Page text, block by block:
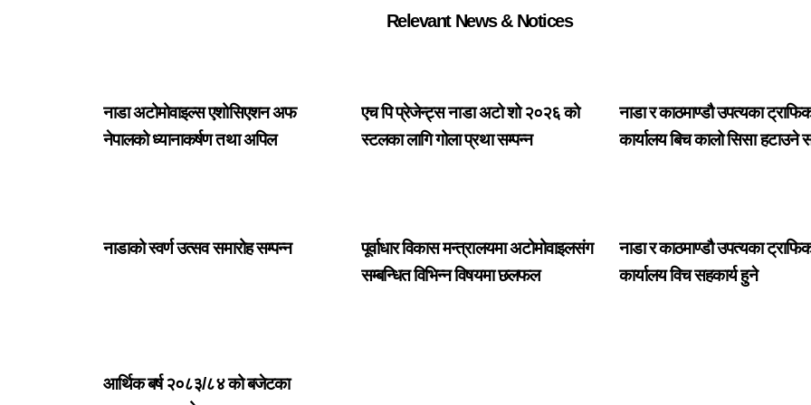
Relevant News & Notices
नाडा अटोमोवाइल्स एशोसिएशन अफ
नेपालको ध्यानाकर्षण तथा अपिल
एच पि प्रेजेन्ट्स नाडा अटो शो २०२६ को
स्टलका लागि गोला प्रथा सम्पन्न
नाडा र काठमाण्डौ उपत्यका
कार्यालय बिच कालो सिसा हटाउने
नाडाको स्वर्ण उत्सव समारोह सम्पन्न
पूर्वाधार विकास मन्त्रालयमा अटोमोवाइलसंग
सम्बन्धित विभिन्न विषयमा छलफल
नाडा र काठमाण्डौ उपत्यका
कार्यालय विच सहकार्य हुने
आर्थिक बर्ष २०८३/८४ को बजेटका